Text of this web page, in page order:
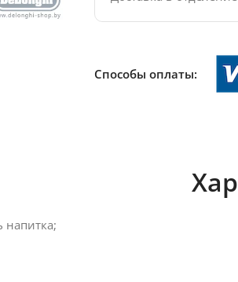
Способы оплаты:
напитка;